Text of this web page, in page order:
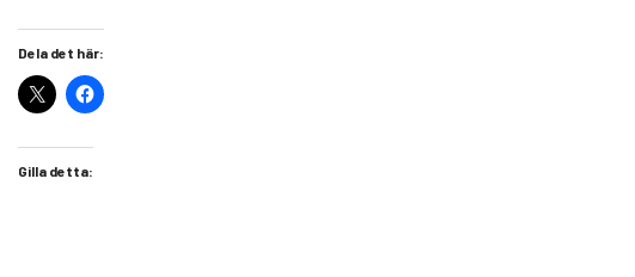
Dela det här:
Gilla detta: